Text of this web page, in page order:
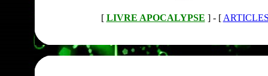
[ LIVRE APOCALYPSE ] - [